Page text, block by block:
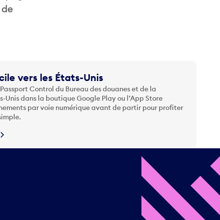
vers les États-Unis
Control du Bureau des douanes et de la
dans la boutique Google Play ou l’App Store
par voie numérique avant de partir pour profiter